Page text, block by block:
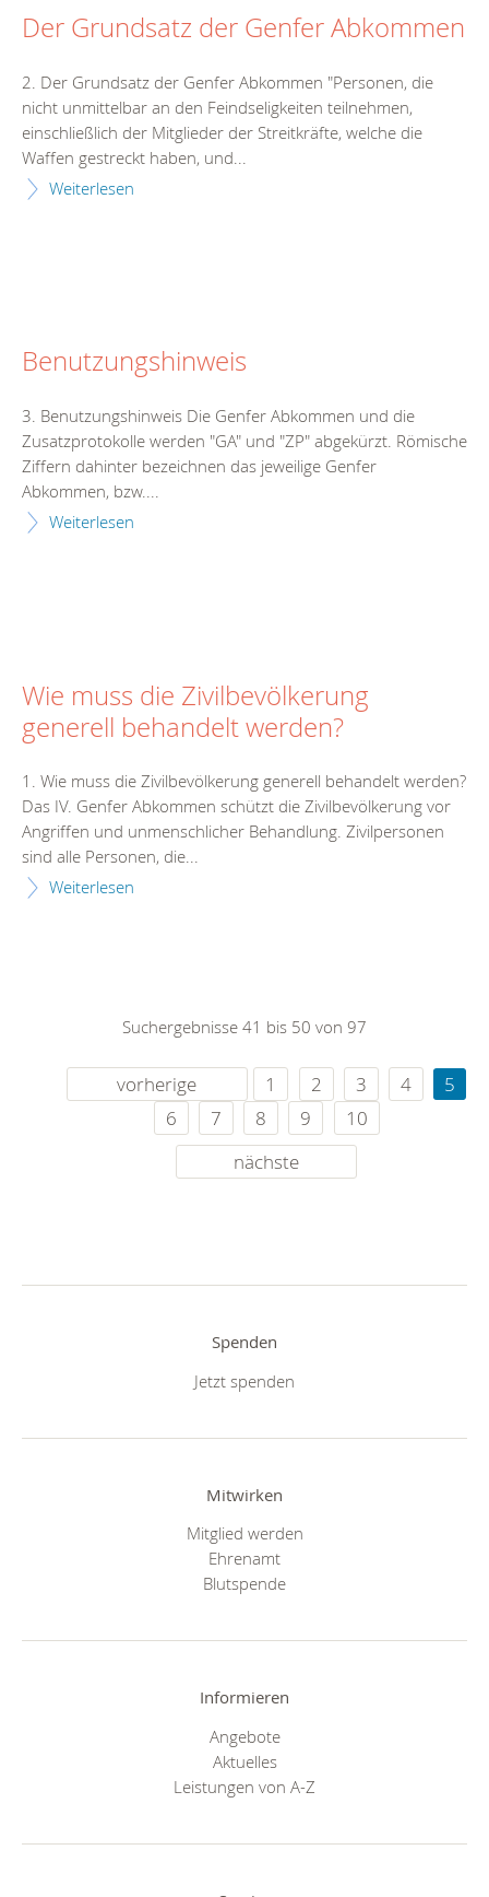
Der Grundsatz der Genfer Abkommen
2. Der Grundsatz der Genfer Abkommen "Personen, die
nicht unmittelbar an den Feindseligkeiten teilnehmen,
einschließlich der Mitglieder der Streitkräfte, welche die
Waffen gestreckt haben, und...
Weiterlesen
Benutzungshinweis
3. Benutzungshinweis Die Genfer Abkommen und die
Zusatzprotokolle werden "GA" und "ZP" abgekürzt. Römische
Ziffern dahinter bezeichnen das jeweilige Genfer
Abkommen, bzw....
Weiterlesen
Wie muss die Zivilbevölkerung
generell behandelt werden?
1. Wie muss die Zivilbevölkerung generell behandelt werden?
Das IV. Genfer Abkommen schützt die Zivilbevölkerung vor
Angriffen und unmenschlicher Behandlung. Zivilpersonen
sind alle Personen, die...
Weiterlesen
Suchergebnisse 41 bis 50 von 97
vorherige 1 2 3 4
5
6
7 8 9
10
nächste
Spenden
Jetzt spenden
Mitwirken
Mitglied werden
Ehrenamt
Blutspende
Informieren
Angebote
Aktuelles
Leistungen von A-Z